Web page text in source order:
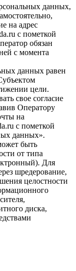
данных,
на адрес
с пометкой
обязан
с момента
данных равен
цели.
свое согласие
Оператору
на
с пометкой
данных».
быть
от типа
Для
шредерование,
целостности
диска,